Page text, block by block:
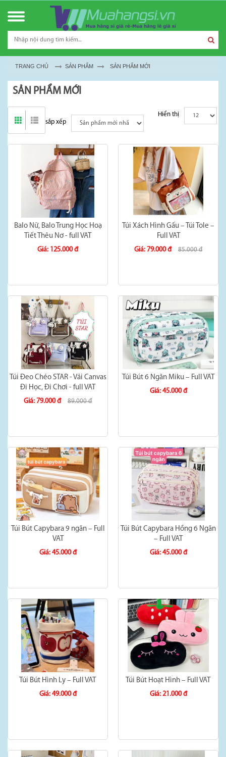
TRANG CHỦ SẢN PHẨM SẢN PHẨM MỚI
SẢN PHẨM MỚI
Hiển thị
sắp xếp
Balo Nữ, Balo Trung Học Hoạ
Tiết Thêu Nơ - full VAT
Giá: 125.000 đ
Túi Xách Hình Gấu – Túi Tole –
Full VAT
Giá: 79.000 đ
85.000 đ
Túi Đeo Chéo STAR - Vải Canvas
Đi Học, Đi Chơi - full VAT
Giá: 79.000 đ
89.000 đ
Túi Bút 6 Ngăn Miku – Full VAT
Giá: 45.000 đ
Túi Bút Capybara 9 ngăn – Full
VAT
Giá: 45.000 đ
Túi Bút Capybara Hồng 6 Ngăn
– Full VAT
Giá: 45.000 đ
Túi Bút Hình Ly – Full VAT
Giá: 49.000 đ
Túi Bút Hoạt Hình – Full VAT
Giá: 21.000 đ